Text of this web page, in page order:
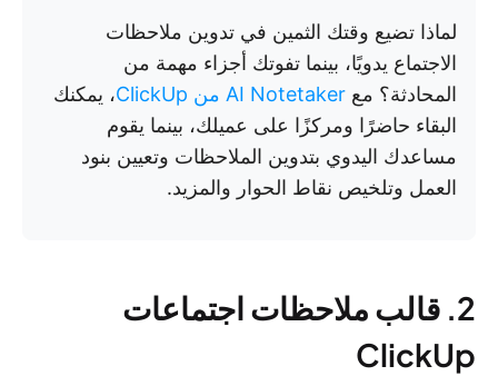
لماذا تضيع وقتك الثمين في تدوين ملاحظات
الاجتماع يدويًا، بينما تفوتك أجزاء مهمة من
المحادثة؟ مع AI Notetaker من ClickUp
، يمكنك
البقاء حاضرًا ومركزًا على عميلك، بينما يقوم
مساعدك اليدوي بتدوين الملاحظات وتعيين بنود
العمل وتلخيص نقاط الحوار والمزيد.
2. قالب ملاحظات اجتماعات
ClickUp